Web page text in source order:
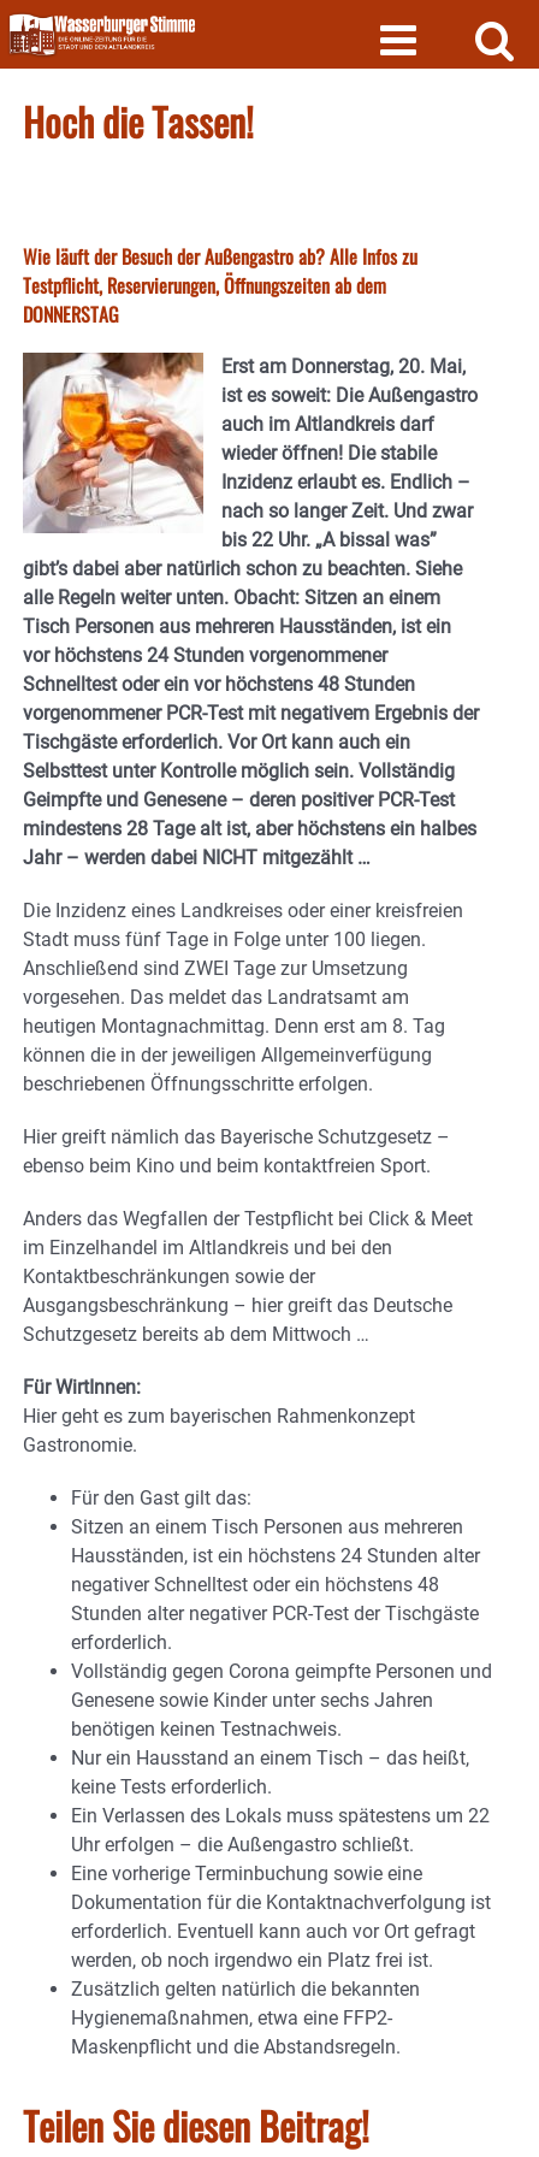
Skip
to
content
Hoch die Tassen!
Wie läuft der Besuch der Außengastro ab? Alle Infos zu
Testpflicht, Reservierungen, Öffnungszeiten ab dem
DONNERSTAG
Erst am Donnerstag, 20. Mai,
ist es soweit: Die Außengastro
auch im Altlandkreis darf
wieder öffnen! Die stabile
Inzidenz erlaubt es. Endlich –
nach so langer Zeit. Und zwar
bis 22 Uhr. „A bissal was”
gibt’s dabei aber natürlich schon zu beachten. Siehe
alle Regeln weiter unten. Obacht: Sitzen an einem
Tisch Personen aus mehreren Hausständen, ist ein
vor höchstens 24 Stunden vorgenommener
Schnelltest oder ein vor höchstens 48 Stunden
vorgenommener PCR-Test mit negativem Ergebnis der
Tischgäste erforderlich. Vor Ort kann auch ein
Selbsttest unter Kontrolle möglich sein. Vollständig
Geimpfte und Genesene – deren positiver PCR-Test
mindestens 28 Tage alt ist, aber höchstens ein halbes
Jahr – werden dabei NICHT mitgezählt …
Die Inzidenz eines Landkreises oder einer kreisfreien
Stadt muss fünf Tage in Folge unter 100 liegen.
Anschließend sind ZWEI Tage zur Umsetzung
vorgesehen. Das meldet das Landratsamt am
heutigen Montagnachmittag. Denn erst am 8. Tag
können die in der jeweiligen Allgemeinverfügung
beschriebenen Öffnungsschritte erfolgen.
Hier greift nämlich das Bayerische Schutzgesetz –
ebenso beim Kino und beim kontaktfreien Sport.
Anders das Wegfallen der Testpflicht bei Click & Meet
im Einzelhandel im Altlandkreis und bei den
Kontaktbeschränkungen sowie der
Ausgangsbeschränkung – hier greift das Deutsche
Schutzgesetz bereits ab dem Mittwoch …
Für WirtInnen:
Hier geht es zum bayerischen Rahmenkonzept
Gastronomie.
Für den Gast gilt das:
Sitzen an einem Tisch Personen aus mehreren
Hausständen, ist ein höchstens 24 Stunden alter
negativer Schnelltest oder ein höchstens 48
Stunden alter negativer PCR-Test der Tischgäste
erforderlich.
Vollständig gegen Corona geimpfte Personen und
Genesene sowie Kinder unter sechs Jahren
benötigen keinen Testnachweis.
Nur ein Hausstand an einem Tisch – das heißt,
keine Tests erforderlich.
Ein Verlassen des Lokals muss spätestens um 22
Uhr erfolgen – die Außengastro schließt.
Eine vorherige Terminbuchung sowie eine
Dokumentation für die Kontaktnachverfolgung ist
erforderlich. Eventuell kann auch vor Ort gefragt
werden, ob noch irgendwo ein Platz frei ist.
Zusätzlich gelten natürlich die bekannten
Hygienemaßnahmen, etwa eine FFP2-
Maskenpflicht und die Abstandsregeln.
Teilen Sie diesen Beitrag!